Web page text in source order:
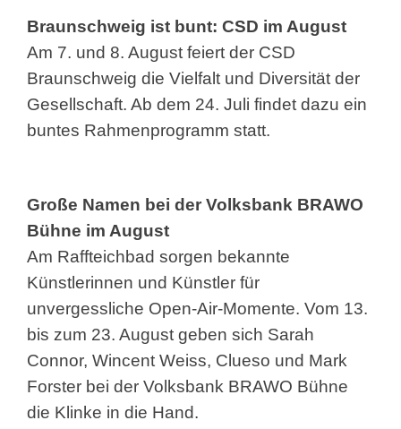
Braunschweig ist bunt: CSD im August
Am 7. und 8. August feiert der CSD
Braunschweig die Vielfalt und Diversität der
Gesellschaft. Ab dem 24. Juli findet dazu ein
buntes Rahmenprogramm statt.
Große Namen bei der Volksbank BRAWO
Bühne im August
Am Raffteichbad sorgen bekannte
Künstlerinnen und Künstler für
unvergessliche Open-Air-Momente. Vom 13.
bis zum 23. August geben sich Sarah
Connor, Wincent Weiss, Clueso und Mark
Forster bei der Volksbank BRAWO Bühne
die Klinke in die Hand.